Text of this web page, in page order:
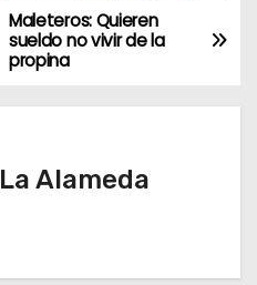
Maleteros: Quieren
sueldo no vivir de la
propina
La Alameda